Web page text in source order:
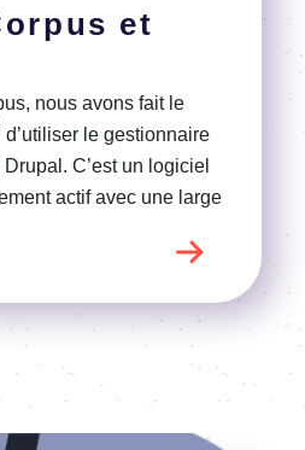
et
nous avons fait le
le gestionnaire
C’est un logiciel
actif avec une large